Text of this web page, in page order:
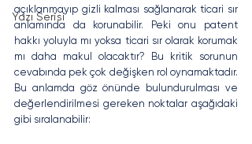
Yazı Serisi
açıklanmayıp gizli kalması sağlanarak ticari sır
anlamında da korunabilir. Peki onu patent
hakkı yoluyla mı yoksa ticari sır olarak korumak
mı daha makul olacaktır? Bu kritik sorunun
cevabında pek çok değişken rol oynamaktadır.
Bu anlamda göz önünde bulundurulması ve
değerlendirilmesi gereken noktalar aşağıdaki
gibi sıralanabilir: